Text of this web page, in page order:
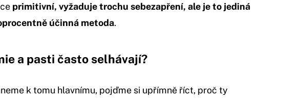
primitivní, vyžaduje trochu sebezapření, ale je to jediná
účinná metoda.
a pasti často selhávají?
k tomu hlavnímu, pojďme si upřímně říct, proč ty